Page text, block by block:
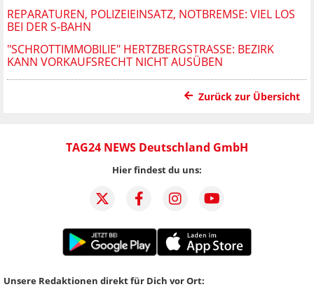
REPARATUREN, POLIZEIEINSATZ, NOTBREMSE: VIEL LOS
BEI DER S-BAHN
"SCHROTTIMMOBILIE" HERTZBERGSTRASSE: BEZIRK K
ANN VORKAUFSRECHT NICHT AUSÜBEN
Zurück zur Übersicht
TAG24 NEWS Deutschland GmbH
Hier findest du uns:
Unsere Redaktionen direkt für Dich vor Ort: